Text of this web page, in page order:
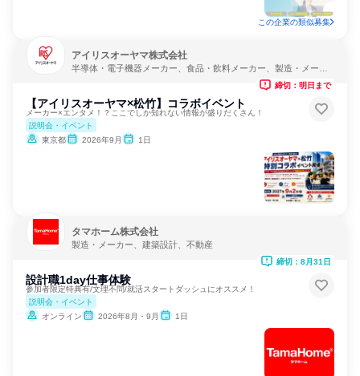
この企業の類似募集
アイリスオーヤマ株式会社
半導体・電子機器メーカー、食品・飲料メーカー、製造・メーカ
【アイリスオーヤマ×松竹】コラボイベント
メーカー×エンタメ！？ここでしか知れない情報が盛りだくさん！
説明会・イベント
東京都
2026年9月 1日
締切：明日まで
タマホーム株式会社
製造・メーカー、建築設計、不動産
設計職1day仕事体験
参加者限定特典有/文理不問/就活スタートダッシュにオススメ！
説明会・イベント
オンライン
2026年8月・9月 1日
締切：8月31日